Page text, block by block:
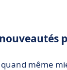
quand même